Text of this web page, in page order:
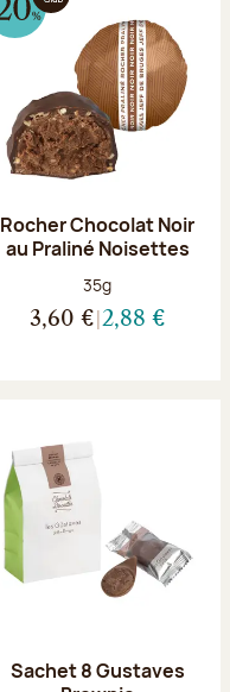
Rocher Chocolat Noir
au Praliné Noisettes
Poids net :
35g
3,60 € 2,88 €
Sachet 8 Gustaves